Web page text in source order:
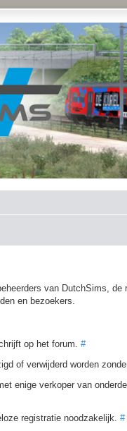
van DutchSims,
en bezoekers.
op het forum. #
of verwijderd worden
enige verkoper van
registratie noodzakelijk. #